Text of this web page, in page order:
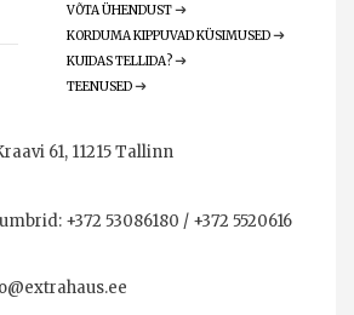
VÕTA ÜHENDUST
KORDUMA KIPPUVAD KÜSIMUSED
KUIDAS TELLIDA?
TEENUSED
61, 11215 Tallinn
+372 53086180 / +372 5520616